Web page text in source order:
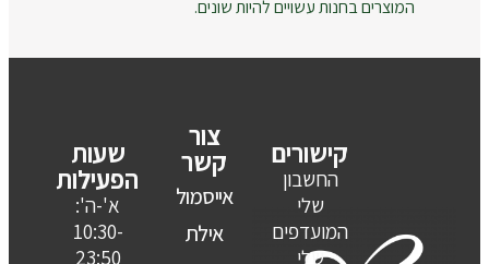
המוצרים בחנות עשויים להיות שונים.
קישורים
החשבון
שלי
המועדפים
שלי
צור
קשר
אייסמול
אילת
שעות
הפעילות
א'-ה':
10:30-
23:50